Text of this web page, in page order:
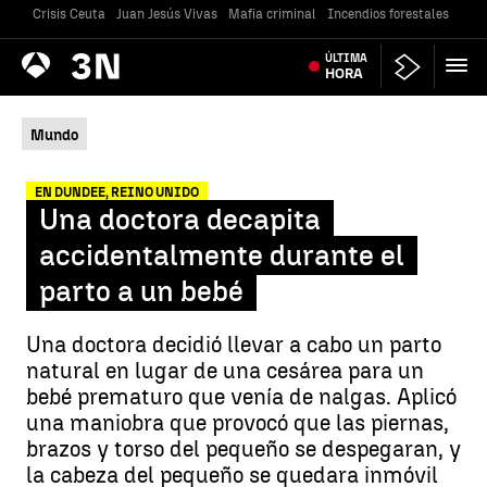
Crisis Ceuta Juan Jesús Vivas Mafia criminal Incendios forestales
Antena
3 Noticias ÚLTIMA
HORA
Mundo
EN DUNDEE, REINO UNIDO
Una doctora decapita
accidentalmente durante el
parto a un bebé
Una doctora decidió llevar a cabo un parto
natural en lugar de una cesárea para un
bebé prematuro que venía de nalgas. Aplicó
una maniobra que provocó que las piernas,
brazos y torso del pequeño se despegaran, y
la cabeza del pequeño se quedara inmóvil